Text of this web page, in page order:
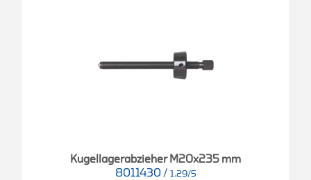
Kugellagerabzieher M20x235 mm
8011430 / 1.29/5